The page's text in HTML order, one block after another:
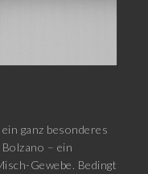
ganz besonderes
– ein
Gewebe. Bedingt